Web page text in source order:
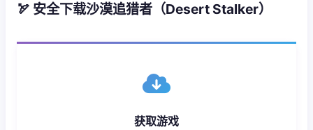
🏹 安全下载沙漠追猎者（Desert Stalker）
获取游戏